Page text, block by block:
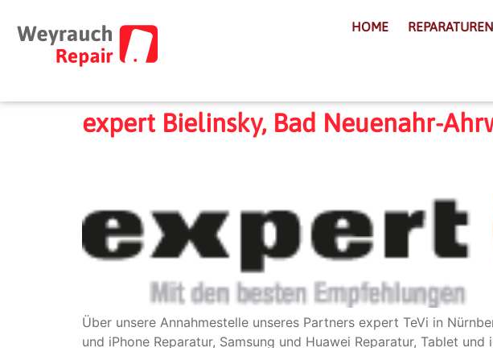
HOME REPARATUREN
expert Bielinsky, Bad Neuenahr-
Über unsere Annahmestelle unseres Partners expert TeVi in
und iPhone Reparatur, Samsung und Huawei Reparatur, Tablet